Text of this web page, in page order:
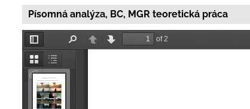
Písomná analýza, BC, MGR teoretická práca